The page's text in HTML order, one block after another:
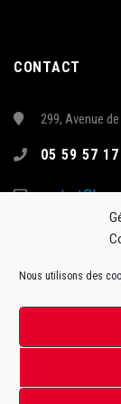
Nous utilisons des
CONTACT
299, Avenue
05 59 57
Site Officiel de